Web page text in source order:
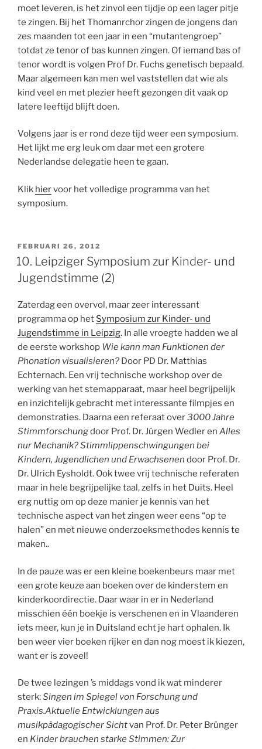
moet leveren, is het zinvol een tijdje op een lager pitje
te zingen. Bij het Thomanrchor zingen de jongens dan
zes maanden tot een jaar in een “mutantengroep”
totdat ze tenor of bas kunnen zingen. Of iemand bas of
tenor wordt is volgen Prof Dr. Fuchs genetisch bepaald.
Maar algemeen kan men wel vaststellen dat wie als
kind veel en met plezier heeft gezongen dit vaak op
latere leeftijd blijft doen.
Volgens jaar is er rond deze tijd weer een symposium.
Het lijkt me erg leuk om daar met een grotere
Nederlandse delegatie heen te gaan.
Klik hiervoor het volledige programma van het
symposium.
GEPLAATST
OP
FEBRUARI 26, 2012
10. Leipziger Symposium zur Kinder- und
Jugendstimme (2)
Zaterdag een overvol, maar zeer interessant
programma op het Symposium zur Kinder- und
Jugendstimme in Leipzig. In alle vroegte hadden we al
de eerste workshop Wie kann man Funktionen der
Phonation visualisieren? Door PD Dr. Matthias
Echternach. Een vrij technische workshop over de
werking van het stemapparaat, maar heel begrijpelijk
en inzichtelijk gebracht met interessante filmpjes en
demonstraties. Daarna een referaat over3000 Jahre
Stimmforschungdoor Prof. Dr. Jürgen Wedler en Alles
nur Mechanik? Stimmlippenschwingungen bei
Kindern, Jugendlichen und Erwachsenen door Prof. Dr.
Dr. Ulrich Eysholdt. Ook twee vrij technische referaten
maar in hele begrijpelijke taal, zelfs in het Duits. Heel
erg nuttig om op deze manier je kennis van het
technische aspect van het zingen weer eens “op te
halen” en met nieuwe onderzoeksmethodes kennis te
maken..
In de pauze was er een kleine boekenbeurs maar met
een grote keuze aan boeken over de kinderstem en
kinderkoordirectie. Daar waar in er in Nederland
misschien één boekje is verschenen en in Vlaanderen
iets meer, kun je in Duitsland echt je hart ophalen. Ik
ben weer vier boeken rijker en dan nog moest ik kiezen,
want er is zoveel!
De twee lezingen ’s middags vond ik wat minderer
sterk:Singen im Spiegel von Forschung und
Praxis.Aktuelle Entwicklungen aus
musikpädagogischer Sichtvan Prof. Dr. Peter Brünger
en Kinder brauchen starke Stimmen: Zur